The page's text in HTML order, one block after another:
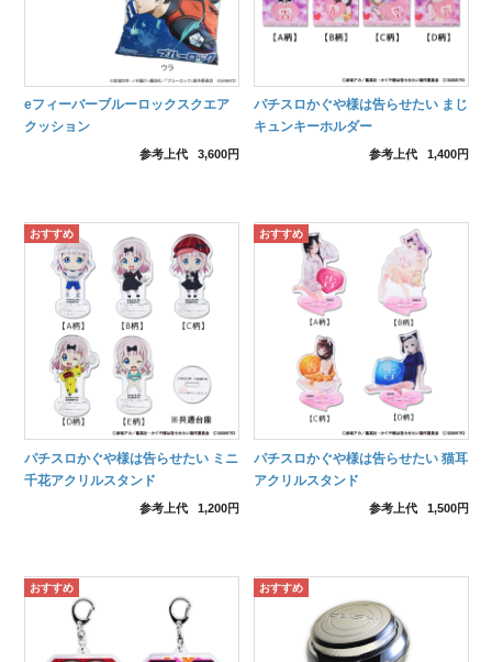
eフィーバーブルーロックスクエア
クッション
参考上代 3,600円
パチスロかぐや様は告らせたい まじ
キュンキーホルダー
参考上代 1,400円
パチスロかぐや様は告らせたい ミニ
千花アクリルスタンド
参考上代 1,200円
パチスロかぐや様は告らせたい 猫耳
アクリルスタンド
参考上代 1,500円